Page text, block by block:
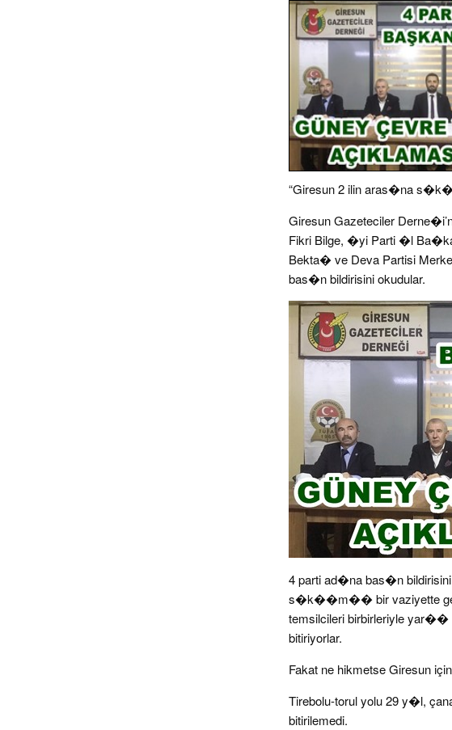
“Giresun 2 ilin aras�na
Giresun Gazeteciler
Fikri Bilge, �yi Parti �l
Bekta� ve Deva Partisi
bas�n bildirisini okudular.
4 parti ad�na bas�n
s�k��m�� bir vaziyette
temsilcileri birbirleriyle yar��
bitiriyorlar.
Fakat ne hikmetse Giresun
Tirebolu-torul yolu 29 y�l,
bitirilemedi.